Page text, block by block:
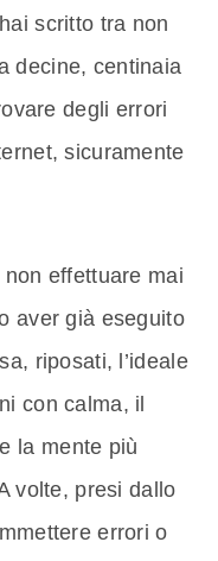
scritto tra non
decine, centinaia
degli errori
sicuramente
effettuare mai
aver già eseguito
riposati, l’ideale
con calma, il
la mente più
volte, presi dallo
errori o